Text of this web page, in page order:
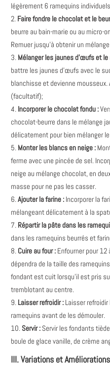
légèrement 6 ramequins
Faire fondre le chocolat et le
beurre au bain-marie ou au micro-
Remuer jusqu'à obtenir un
Mélanger les jaunes d'œufs et le
battre les jaunes d'œufs avec le
blanchisse et devienne
(facultatif);
Incorporer le chocolat fondu :
chocolat-beurre dans le mélange
délicatement pour bien mélanger
Monter les blancs en neige :
ferme avec une pincée de sel.
neige au mélange chocolat, en
masse pour ne pas les casser.
Ajouter la farine : Incorporer la
mélangeant délicatement à la
Répartir la pâte dans les
dans les ramequins beurrés et
Cuire au four : Enfourner pour
dépendra de la taille des
fondant est cuit lorsqu'il est pris
tremblotant au centre.
Laisser refroidir : Laisser
ramequins avant de les démouler.
Servir : Servir les fondants
boule de glace vanille, de crème
III. Variations et Améliorations